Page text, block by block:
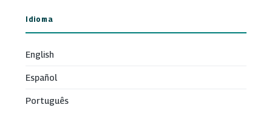
Idioma
English
Español
Português